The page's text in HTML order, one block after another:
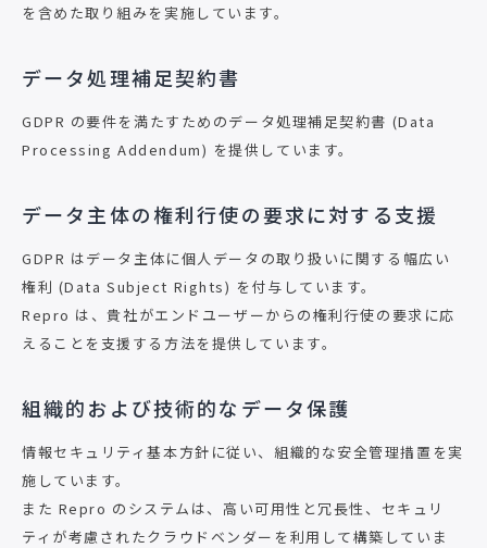
を含めた取り組みを実施しています。
データ処理補足契約書
GDPR の要件を満たすためのデータ処理補足契約書 (Data
Processing Addendum) を提供しています。
データ主体の権利行使の要求に対する支援
GDPR はデータ主体に個人データの取り扱いに関する幅広い
権利 (Data Subject Rights) を付与しています。
Repro は、貴社がエンドユーザーからの権利行使の要求に応
えることを支援する方法を提供しています。
組織的および技術的なデータ保護
情報セキュリティ基本方針に従い、組織的な安全管理措置を実
施しています。
また Repro のシステムは、高い可用性と冗長性、セキュリ
ティが考慮されたクラウドベンダーを利用して構築していま